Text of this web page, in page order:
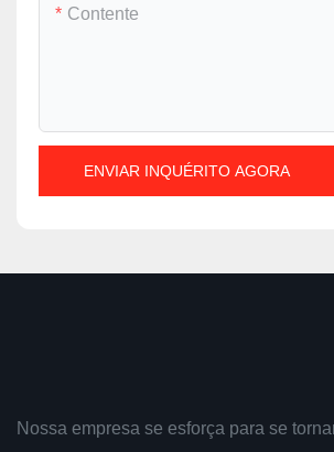
Contente
ENVIAR INQUÉRITO AGORA
Nossa empresa se esforça para se